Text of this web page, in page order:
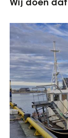
Wij doen